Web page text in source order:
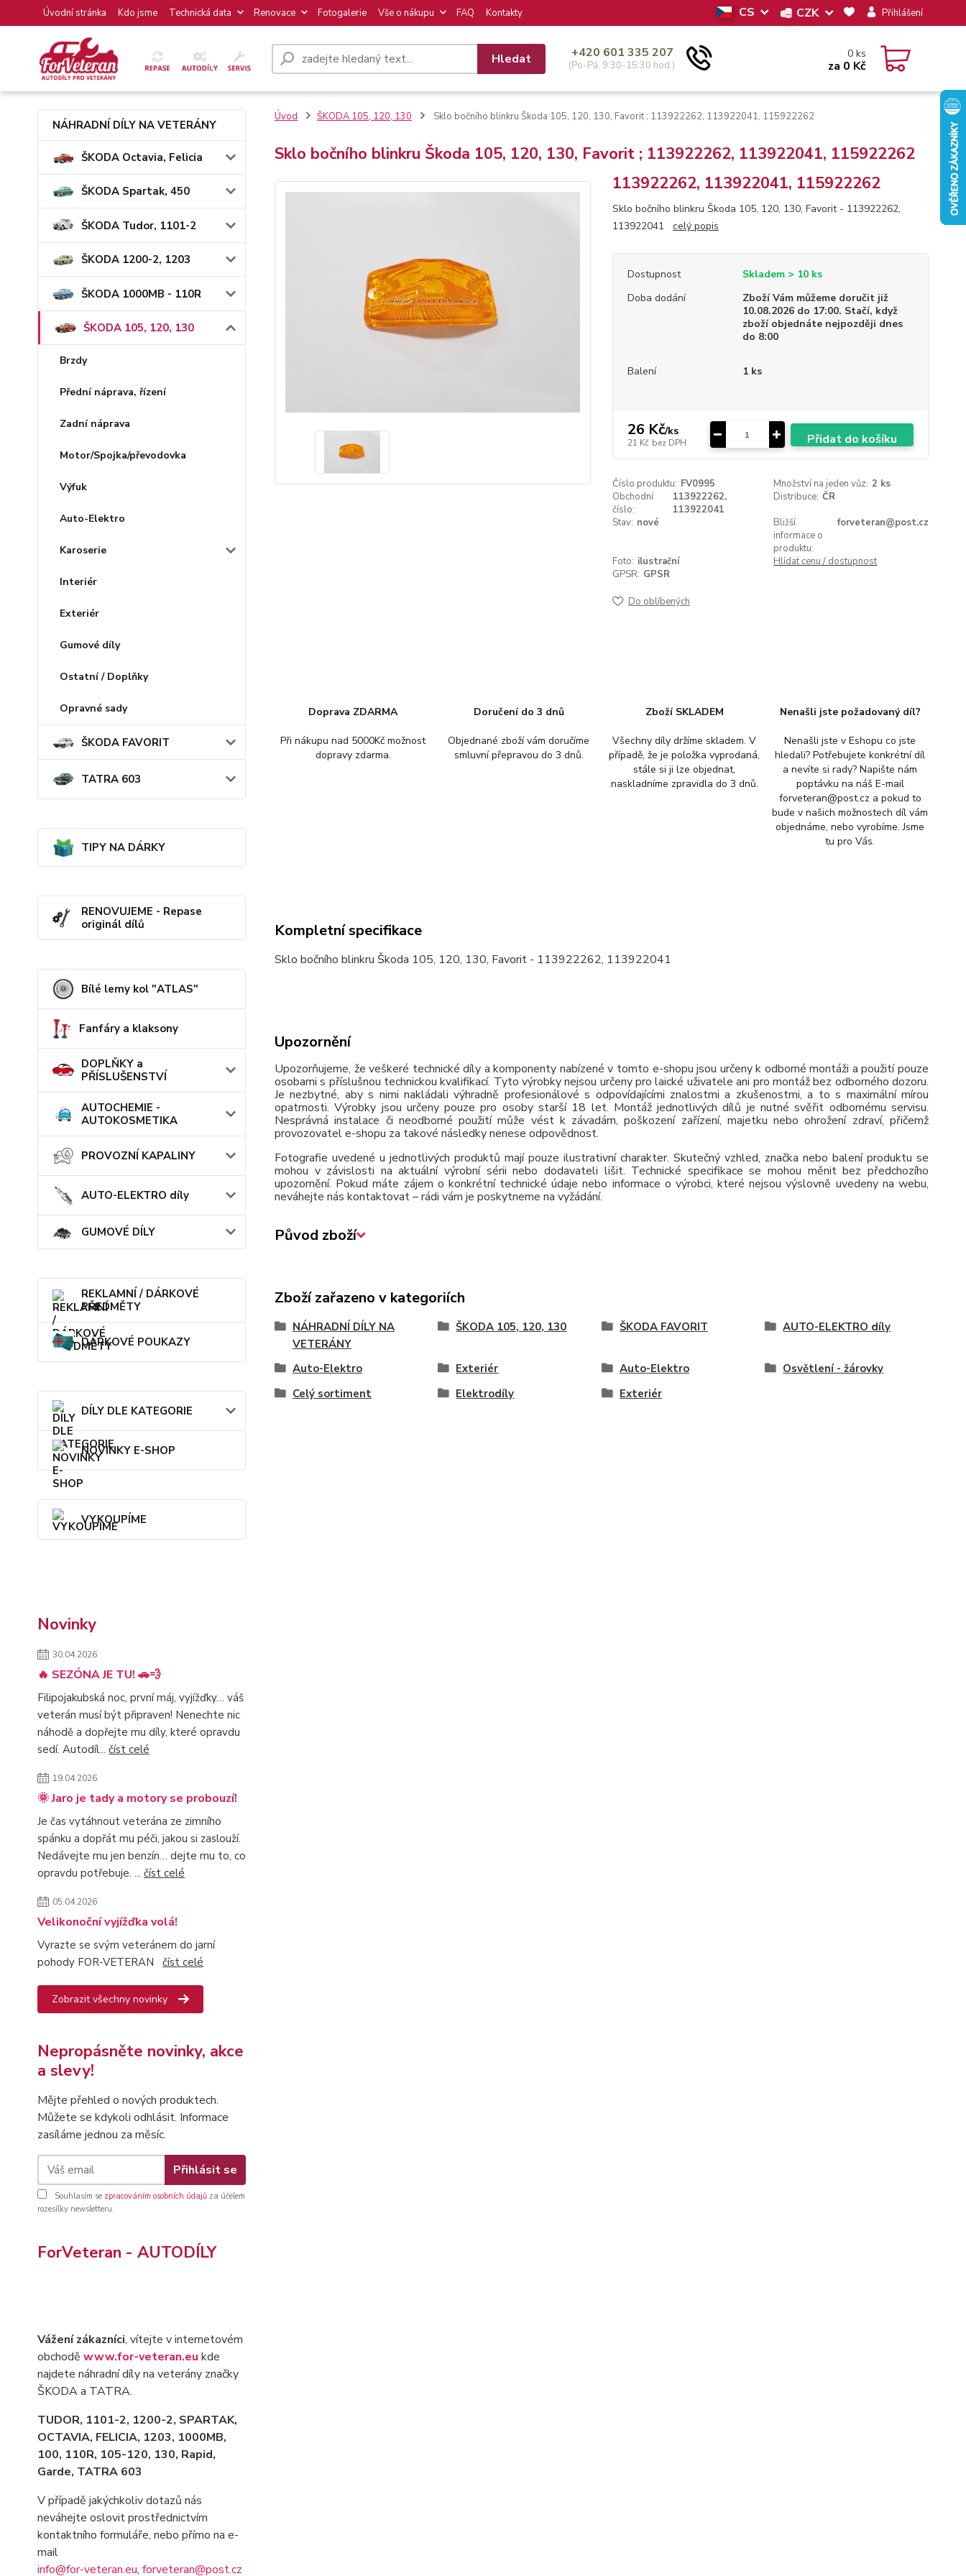
Úvodní stránka Kdo jsme Technická data Renovace Fotogalerie Vše o nákupu FAQ Kontakty CS CZK Přihlášení
Hledat +420 601 335 207
(Po-Pá, 9:30-15:30 hod.)
0 ks
za 0 Kč
NÁHRADNÍ DÍLY NA VETERÁNY
ŠKODA Octavia, Felicia
ŠKODA Spartak, 450
ŠKODA Tudor, 1101-2
ŠKODA 1200-2, 1203
ŠKODA 1000MB - 110R
ŠKODA 105, 120, 130
Brzdy
Přední náprava, řízení
Zadní náprava
Motor/Spojka/převodovka
Výfuk
Auto-Elektro
Karoserie
Interiér
Exteriér
Gumové díly
Ostatní / Doplňky
Opravné sady
ŠKODA FAVORIT
TATRA 603
TIPY NA DÁRKY
RENOVUJEME - Repase
originál dílů
Bílé lemy kol "ATLAS"
Fanfáry a klaksony
DOPLŇKY a
PŘÍSLUŠENSTVÍ
AUTOCHEMIE -
AUTOKOSMETIKA
PROVOZNÍ KAPALINY
AUTO-ELEKTRO díly
GUMOVÉ DÍLY
REKLAMNÍ / DÁRKOVÉ
PŘEDMĚTY
DÁRKOVÉ POUKAZY
DÍLY DLE KATEGORIE
NOVINKY E-SHOP
VYKOUPÍME
Novinky
30.04.2026
🔥 SEZÓNA JE TU! 🚗💨
Filipojakubská noc, první máj, vyjížďky… váš
veterán musí být připraven! Nenechte nic
náhodě a dopřejte mu díly, které opravdu
sedí. Autodíl... číst celé
19.04.2026
🌞 Jaro je tady a motory se probouzí!
Je čas vytáhnout veterána ze zimního
spánku a dopřát mu péči, jakou si zaslouží.
Nedávejte mu jen benzín… dejte mu to, co
opravdu potřebuje. ... číst celé
05.04.2026
Velikonoční vyjížďka volá!
Vyrazte se svým veteránem do jarní
pohody FOR-VETERAN číst celé
Zobrazit všechny novinky
Nepropásněte novinky, akce
a slevy!
Mějte přehled o nových produktech.
Můžete se kdykoli odhlásit. Informace
zasíláme jednou za měsíc.
Přihlásit se
Souhlasím se zpracováním osobních údajů za účelem
rozesílky newsletteru.
ForVeteran - AUTODÍLY
Vážení zákazníci, vítejte v internetovém
obchodě www.for-veteran.eu kde
najdete náhradní díly na veterány značky
ŠKODA a TATRA.
TUDOR, 1101-2, 1200-2, SPARTAK,
OCTAVIA, FELICIA, 1203, 1000MB,
100, 110R, 105-120, 130, Rapid,
Garde, TATRA 603
V případě jakýchkoliv dotazů nás
neváhejte oslovit prostřednictvím
kontaktního formuláře, nebo přímo na e-
mail
info@for-veteran.eu, forveteran@post.cz
Úvod ŠKODA 105, 120, 130 Sklo bočního blinkru Škoda 105, 120, 130, Favorit ; 113922262, 113922041, 115922262
Sklo bočního blinkru Škoda 105, 120, 130, Favorit ; 113922262, 113922041, 115922262
113922262, 113922041, 115922262
Sklo bočního blinkru Škoda 105, 120, 130, Favorit - 113922262,
113922041 celý popis
Dostupnost
Skladem > 10 ks
Doba dodání
Zboží Vám můžeme doručit již
10.08.2026 do 17:00. Stačí, když
zboží objednáte nejpozději dnes
do 8:00
Balení 1 ks
26 Kč/ks
21 Kč bez DPH Přidat do košíku
Číslo produktu: FV0995 Množství na jeden vůz: 2 ks
Obchodní
číslo:
113922262,
113922041
Distribuce: ČR
Stav: nové
Bližší
informace o
produktu:
forveteran@post.cz
Foto: ilustrační
Hlídat cenu / dostupnost
GPSR: GPSR
Do oblíbených
Doprava ZDARMA
Při nákupu nad 5000Kč možnost
dopravy zdarma.
Doručení do 3 dnů
Objednané zboží vám doručíme
smluvní přepravou do 3 dnů.
Zboží SKLADEM
Všechny díly držíme skladem. V
případě, že je položka vyprodaná,
stále si ji lze objednat,
naskladníme zpravidla do 3 dnů.
Nenašli jste požadovaný díl?
Nenašli jste v Eshopu co jste
hledali? Potřebujete konkrétní díl
a nevíte si rady? Napište nám
poptávku na náš E-mail
forveteran@post.cz a pokud to
bude v našich možnostech díl vám
objednáme, nebo vyrobíme. Jsme
tu pro Vás.
Kompletní specifikace
Sklo bočního blinkru Škoda 105, 120, 130, Favorit - 113922262, 113922041
Upozornění
Upozorňujeme, že veškeré technické díly a komponenty nabízené v tomto e-shopu jsou určeny k odborné montáži a použití pouze
osobami s příslušnou technickou kvalifikací. Tyto výrobky nejsou určeny pro laické uživatele ani pro montáž bez odborného dozoru.
Je nezbytné, aby s nimi nakládali výhradně profesionálové s odpovídajícími znalostmi a zkušenostmi, a to s maximální mírou
opatrnosti. Výrobky jsou určeny pouze pro osoby starší 18 let. Montáž jednotlivých dílů je nutné svěřit odbornému servisu.
Nesprávná instalace či neodborné použití může vést k závadám, poškození zařízení, majetku nebo ohrožení zdraví, přičemž
provozovatel e-shopu za takové následky nenese odpovědnost.
Fotografie uvedené u jednotlivých produktů mají pouze ilustrativní charakter. Skutečný vzhled, značka nebo balení produktu se
mohou v závislosti na aktuální výrobní sérii nebo dodavateli lišit. Technické specifikace se mohou měnit bez předchozího
upozornění. Pokud máte zájem o konkrétní technické údaje nebo informace o výrobci, které nejsou výslovně uvedeny na webu,
neváhejte nás kontaktovat – rádi vám je poskytneme na vyžádání.
Původ zboží
Zboží zařazeno v kategoriích
NÁHRADNÍ DÍLY NA
VETERÁNY
ŠKODA 105, 120, 130 ŠKODA FAVORIT AUTO-ELEKTRO díly
Auto-Elektro Exteriér Auto-Elektro
Osvětlení - žárovky
Celý sortiment
Elektrodíly Exteriér